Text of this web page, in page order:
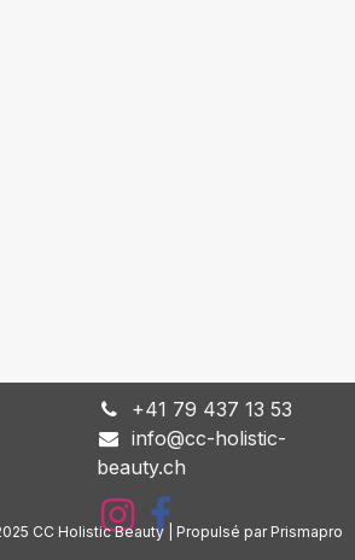
+41 79 437 13 53
info@cc-holistic-
beauty.ch
CC Holistic Beauty | Propulsé par Prismapro